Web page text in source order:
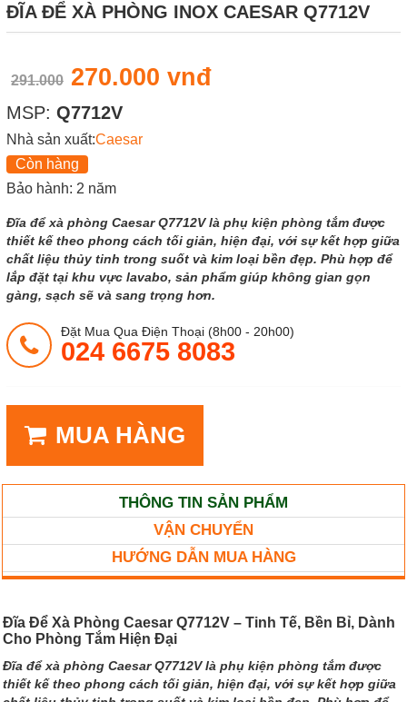
ĐĨA ĐỂ XÀ PHÒNG INOX CAESAR Q7712V
291.000 270.000 vnđ
MSP: Q7712V
Nhà sản xuất:Caesar
Còn hàng
Bảo hành: 2 năm
Đĩa để xà phòng Caesar Q7712V là phụ kiện phòng tắm được
thiết kế theo phong cách tối giản, hiện đại, với sự kết hợp giữa
chất liệu thủy tinh trong suốt và kim loại bền đẹp. Phù hợp để
lắp đặt tại khu vực lavabo, sản phẩm giúp không gian gọn
gàng, sạch sẽ và sang trọng hơn.
Đặt Mua Qua Điện Thoại (8h00 - 20h00)
024 6675 8083
MUA HÀNG
THÔNG TIN SẢN PHẨM
VẬN CHUYỂN
HƯỚNG DẪN MUA HÀNG
Đĩa Để Xà Phòng Caesar Q7712V – Tinh Tế, Bền Bỉ, Dành
Cho Phòng Tắm Hiện Đại
Đĩa để xà phòng Caesar Q7712V là phụ kiện phòng tắm được
thiết kế theo phong cách tối giản, hiện đại, với sự kết hợp giữa